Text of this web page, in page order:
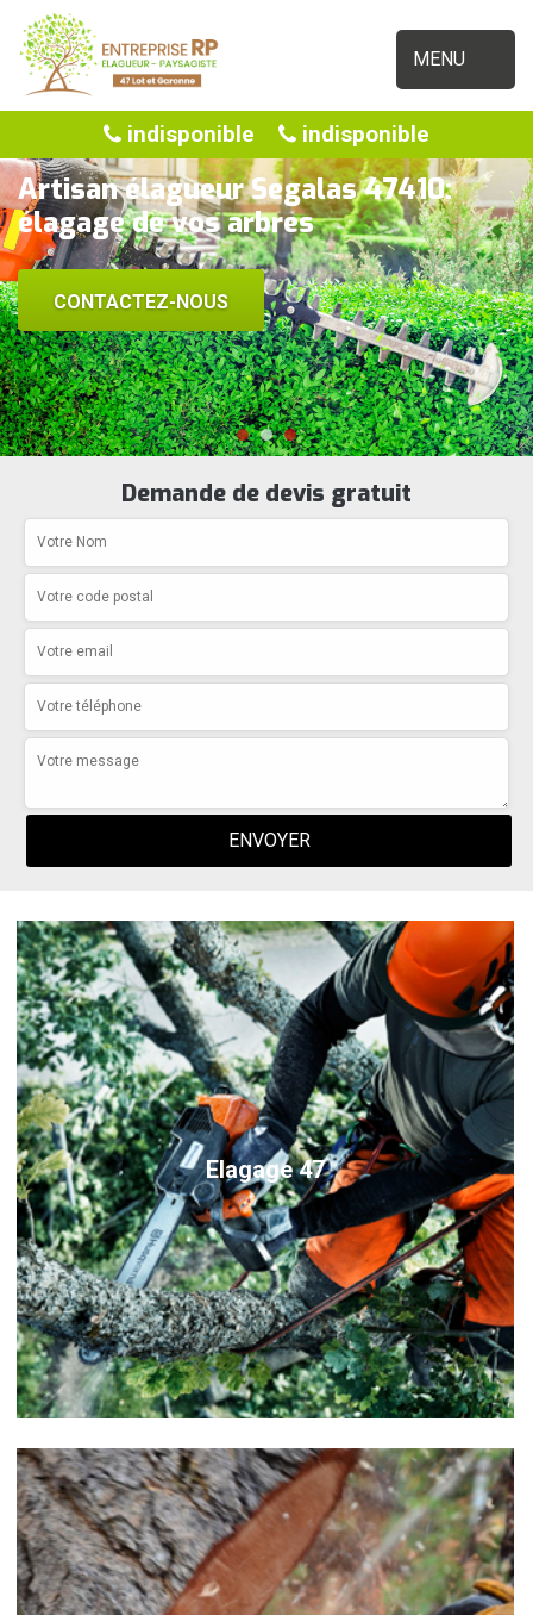
MENU
indisponible indisponible
Artisan élagueur Segalas 47410:
élagage de vos arbres
CONTACTEZ-NOUS
Demande de devis gratuit
Elagage 47